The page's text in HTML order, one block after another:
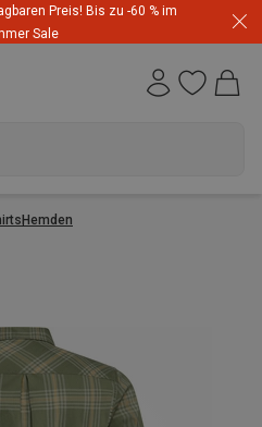
Preis! Bis zu -60 % im
Sale
Hemden